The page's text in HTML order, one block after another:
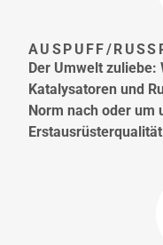
AUSPUFF/
Der Umwelt
Katalysatoren und
Norm nach oder um